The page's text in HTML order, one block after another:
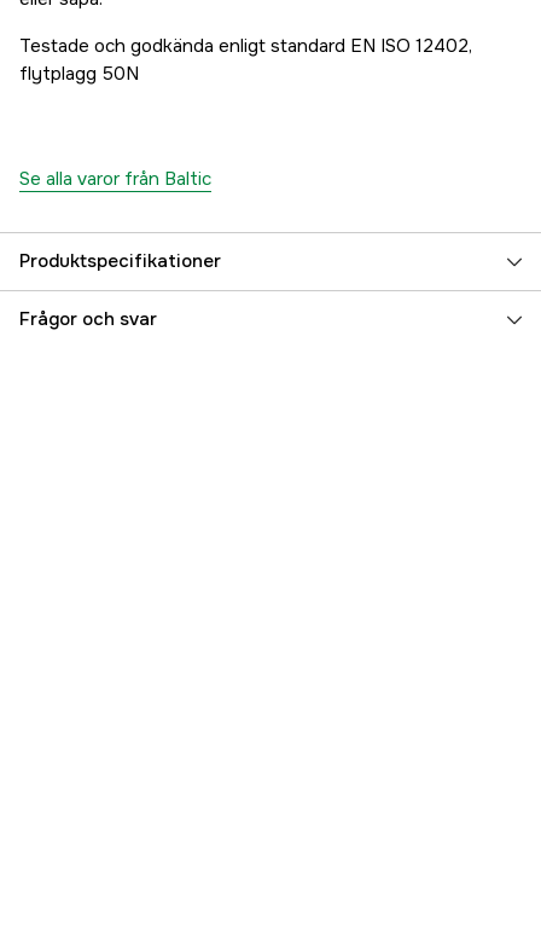
Testade och godkända enligt standard EN ISO 12402,
flytplagg 50N
Se alla varor från Baltic
Produktspecifikationer
Referensnummer 5000016561
Frågor och svar